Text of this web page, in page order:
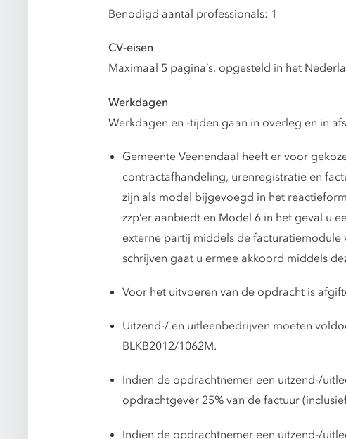
Benodigd aantal professionals: 1
CV-eisen
Maximaal 5 pagina’s, opgesteld in het
Werkdagen
Werkdagen en -tijden gaan in overleg en in
Gemeente Veenendaal heeft er voor
contractafhandeling, urenregistratie en
zijn als model bijgevoegd in het
zzp’er aanbiedt en Model 6 in het geval u
externe partij middels de
schrijven gaat u ermee akkoord middels
Voor het uitvoeren van de opdracht is
Uitzend-/ en uitleenbedrijven moeten
BLKB2012/1062M.
Indien de opdrachtnemer een uitzend-/
opdrachtgever 25% van de factuur
Indien de opdrachtnemer een uitzend-/